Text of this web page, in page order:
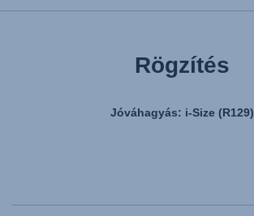
Rögzítés
Jóváhagyás: i-Size (R129)